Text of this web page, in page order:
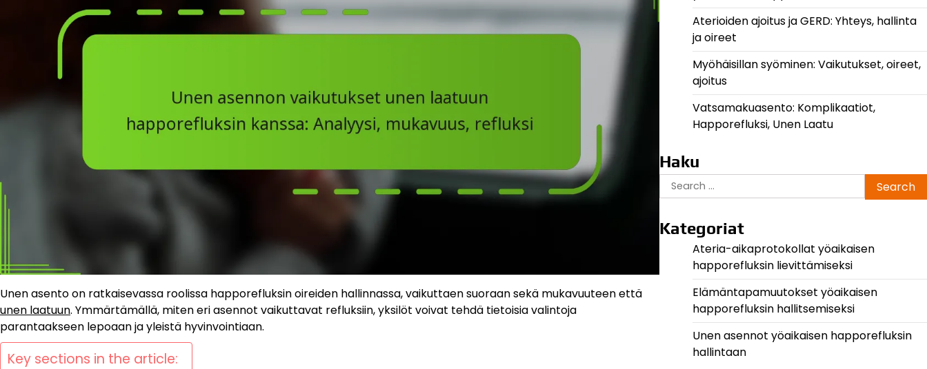
Unen asento on ratkaisevassa roolissa happorefluksin oireiden hallinnassa, vaikuttaen suoraan sekä mukavuuteen että
unen laatuun. Ymmärtämällä, miten eri asennot vaikuttavat refluksiin, yksilöt voivat tehdä tietoisia valintoja
parantaakseen lepoaan ja yleistä hyvinvointiaan.
Key sections in the article:
Aterioiden ajoitus ja GERD: Yhteys, hallinta
ja oireet
Myöhäisillan syöminen: Vaikutukset, oireet,
ajoitus
Vatsamakuasento: Komplikaatiot,
Happorefluksi, Unen Laatu
Haku
Search
for:
Kategoriat
Ateria-aikaprotokollat yöaikaisen
happorefluksin lievittämiseksi
Elämäntapamuutokset yöaikaisen
happorefluksin hallitsemiseksi
Unen asennot yöaikaisen happorefluksin
hallintaan